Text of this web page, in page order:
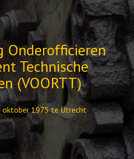
Onderofficieren
Technische
(VOORTT)
oktober 1975 te Utrecht